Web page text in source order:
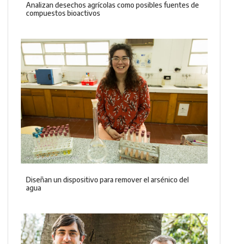
Analizan desechos agrícolas como posibles fuentes de
compuestos bioactivos
Diseñan un dispositivo para remover el arsénico del
agua